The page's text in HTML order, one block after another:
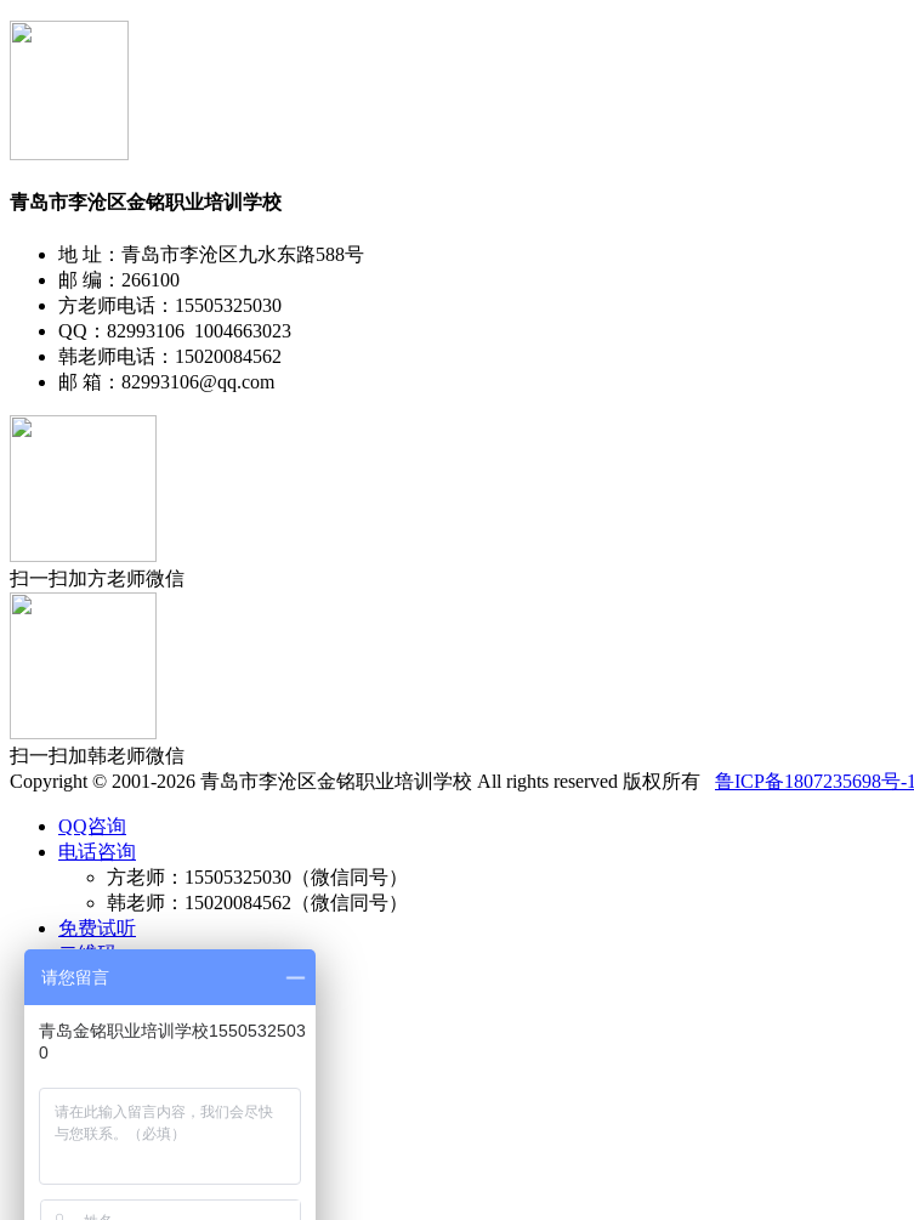
青岛市李沧区金铭职业培训学校
地 址：青岛市李沧区九水东路588号
邮 编：266100
方老师电话：15505325030
QQ：82993106 1004663023
韩老师电话：15020084562
邮 箱：82993106@qq.com
扫一扫加方老师微信
扫一扫加韩老师微信
Copyright © 2001-2026 青岛市李沧区金铭职业培训学校 All rights reserved 版权所有 鲁ICP备1807235698号-1
QQ咨询
电话咨询
方老师： 15505325030 （微信同号）
韩老师： 15020084562 （微信同号）
免费试听
二维码
方老师微信
请您留言
青岛金铭职业培训学校1550532503
0